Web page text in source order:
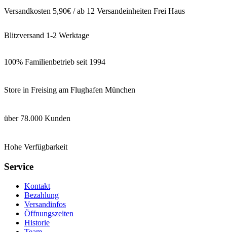
Versandkosten 5,90€ / ab 12 Versandeinheiten Frei Haus
Blitzversand 1-2 Werktage
100% Familienbetrieb seit 1994
Store in Freising am Flughafen München
über 78.000 Kunden
Hohe Verfügbarkeit
Service
Kontakt
Bezahlung
Versandinfos
Öffnungszeiten
Historie